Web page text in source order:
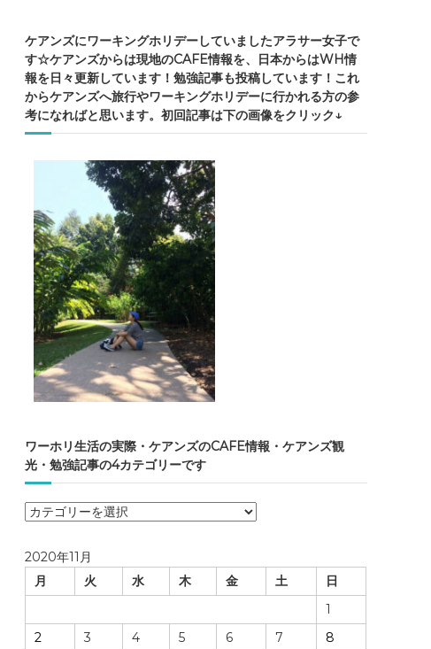
ケアンズにワーキングホリデーしていましたアラサー女子で
す☆ケアンズからは現地のCAFE情報を、日本からはWH情
報を日々更新しています！勉強記事も投稿しています！これ
からケアンズへ旅行やワーキングホリデーに行かれる方の参
考になればと思います。初回記事は下の画像をクリック↓
ワーホリ生活の実際・ケアンズのCAFE情報・ケアンズ観
光・勉強記事の4カテゴリーです
ワ
リ
生
の
実
2020年11月
月
火 水 木 金 土
日
1
2
3 4 5 6 7
8